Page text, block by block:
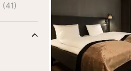
Vorige foto
(41)